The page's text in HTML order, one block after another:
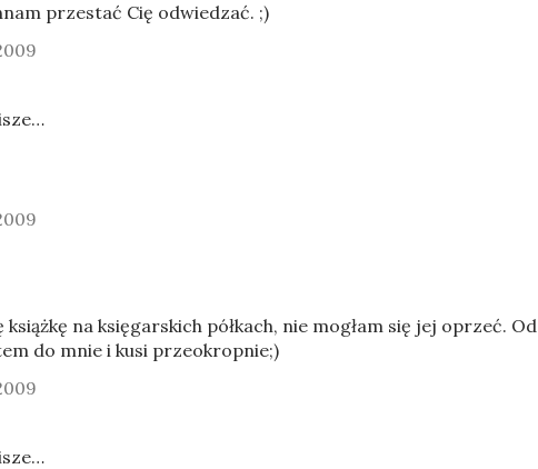
przestać Cię odwiedzać. ;)
książkę na księgarskich półkach, nie mogłam się jej oprzeć. Od
do mnie i kusi przeokropnie;)